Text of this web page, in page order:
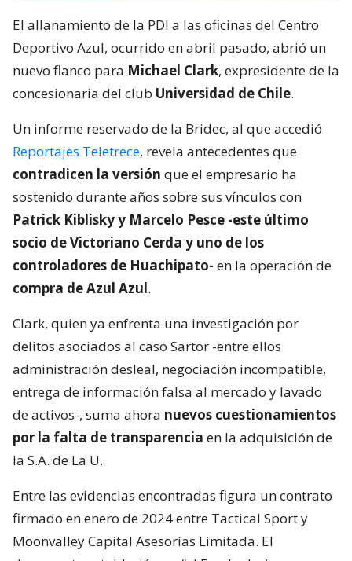
El allanamiento de la PDI a las oficinas del Centro
Deportivo Azul, ocurrido en abril pasado, abrió un
nuevo flanco para Michael Clark, expresidente de la
concesionaria del club Universidad de Chile.
Un informe reservado de la Bridec, al que accedió
Reportajes Teletrece, revela antecedentes que
contradicen la versión que el empresario ha
sostenido durante años sobre sus vínculos con
Patrick Kiblisky y Marcelo Pesce -este último
socio de Victoriano Cerda y uno de los
controladores de Huachipato- en la operación de
compra de Azul Azul.
Clark, quien ya enfrenta una investigación por
delitos asociados al caso Sartor -entre ellos
administración desleal, negociación incompatible,
entrega de información falsa al mercado y lavado
de activos-, suma ahora nuevos cuestionamientos
por la falta de transparencia en la adquisición de
la S.A. de La U.
Entre las evidencias encontradas figura un contrato
firmado en enero de 2024 entre Tactical Sport y
Moonvalley Capital Asesorías Limitada. El